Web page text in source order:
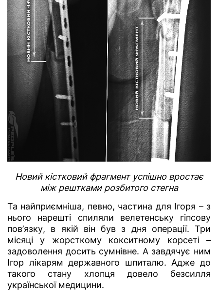
Новий кістковий фрагмент успішно вростає
між рештками розбитого стегна
Та найприємніша, певно, частина для Ігоря – з
нього нарешті спиляли велетенську гіпсову
пов’язку, в якій він був з дня операції. Три
місяці у жорсткому кокситному корсеті –
задоволення досить сумнівне. А завдячує ним
Ігор лікарям державного шпиталю. Адже до
такого стану хлопця довело безсилля
української медицини.